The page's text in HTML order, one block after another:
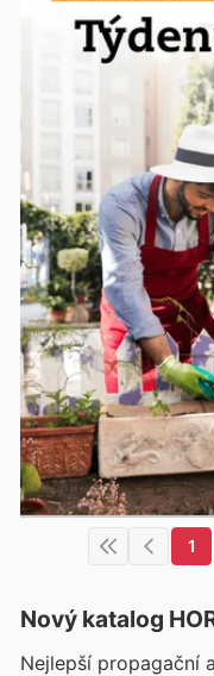
1
Nový katalog
Nejlepší propagační